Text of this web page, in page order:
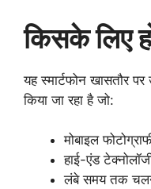
किसके लिए
यह स्मार्टफोन खासतौर
किया जा रहा है जो:
मोबाइल
हाई-एंड
लंबे समय तक चलने